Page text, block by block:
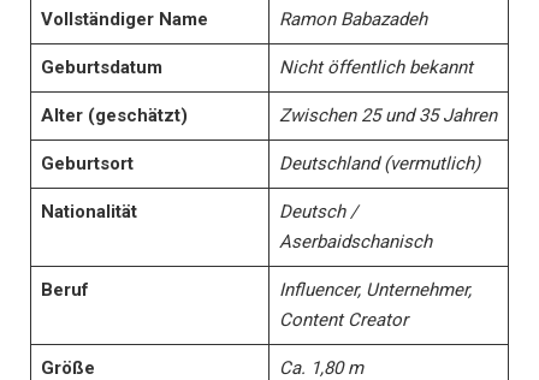
Vollständiger Name Ramon Babazadeh
Geburtsdatum Nicht öffentlich bekannt
Alter (geschätzt) Zwischen 25 und 35 Jahren
Geburtsort Deutschland (vermutlich)
Nationalität
Deutsch /
Aserbaidschanisch
Beruf
Influencer, Unternehmer,
Content Creator
Größe Ca. 1,80 m